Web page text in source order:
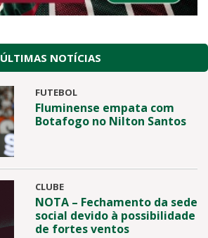
ÚLTIMAS NOTÍCIAS
FUTEBOL
Fluminense empata com
Botafogo no Nilton Santos
CLUBE
NOTA – Fechamento da sede
social devido à possibilidade
de fortes ventos